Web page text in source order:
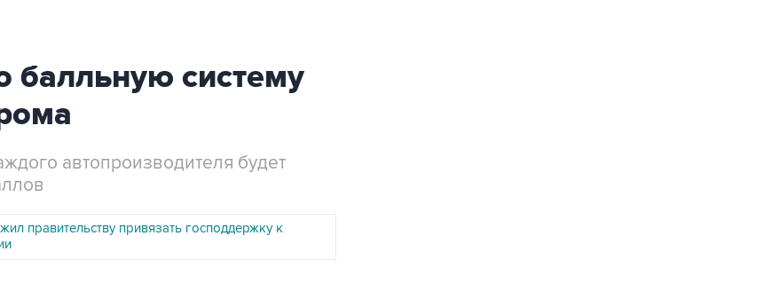
балльную систему
автопроизводителя будет
правительству привязать господдержку к